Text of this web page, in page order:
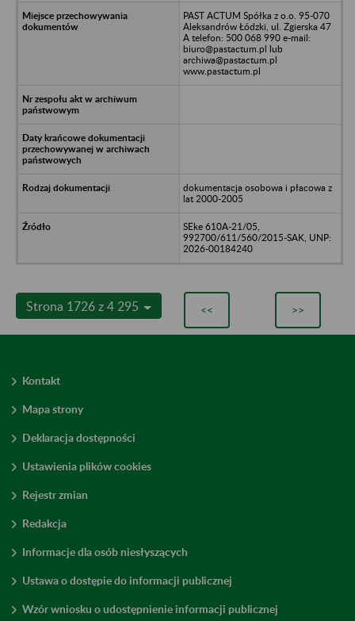
PAST ACTUM Spółka z o.o. 95-070
Aleksandrów Łódzki, ul. Zgierska 47
A telefon: 500 068 990 e-mail:
biuro@pastactum.pl lub
archiwa@pastactum.pl
www.pastactum.pl
dokumentacja osobowa i płacowa z
lat 2000-2005
SEke 610A-21/05,
992700/611/560/2015-SAK, UNP:
2026-00184240
Strona 1726 z 4 295 << >>
Kontakt
Mapa strony
Deklaracja dostępności
Ustawienia plików cookies
Rejestr zmian
Redakcja
Informacje dla osób niesłyszących
Ustawa o dostępie do informacji publicznej
Wzór wniosku o udostępnienie informacji publicznej